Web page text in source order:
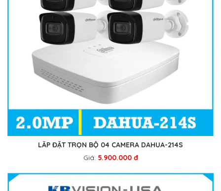
LẮP ĐẶT TRỌN BỘ 04 CAMERA DAHUA-214S
Giá: 5.900.000 đ